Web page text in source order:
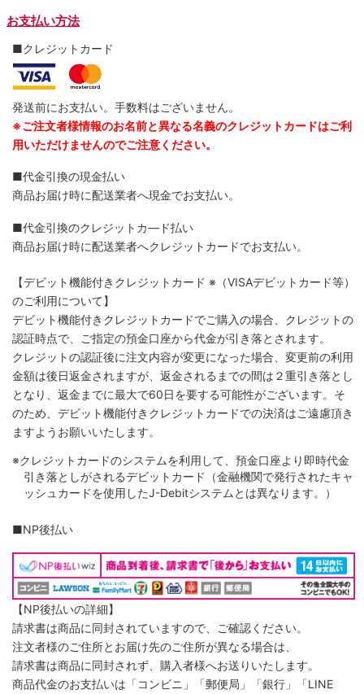
お支払い方法
■クレジットカード
発送前にお支払い。手数料はございません。
※ご注文者様情報のお名前と異なる名義のクレジットカードはご利
用いただけませんのでご注意ください。
■代金引換の現金払い
商品お届け時に配送業者へ現金でお支払い。
■代金引換のクレジットカ―ド払い
商品お届け時に配送業者へクレジットカードでお支払い。
【デビット機能付きクレジットカード ※（VISAデビットカード等）
のご利用について】
デビット機能付きクレジットカードでご購入の場合、クレジットの
認証時点で、ご指定の預金口座から代金が引き落とされます。
クレジットの認証後に注文内容が変更になった場合、変更前の利用
金額は後日返金されますが、返金されるまでの間は２重引き落とし
となり、返金までに最大で60日を要する可能性がございます。そ
のため、デビット機能付きクレジットカードでの決済はご遠慮頂き
ますようお願いいたします。
※クレジットカードのシステムを利用して、預金口座より即時代金
引き落としがされるデビットカード（金融機関で発行されたキャ
ッシュカードを使用したJ-Debitシステムとは異なります。）
■NP後払い
【NP後払いの詳細】
請求書は商品に同封されていますので、ご確認ください。
注文者様のご住所とお届け先のご住所が異なる場合は、
請求書は商品に同封されず、購入者様へお送りいたします。
商品代金のお支払いは「コンビニ」「郵便局」「銀行」「LINE